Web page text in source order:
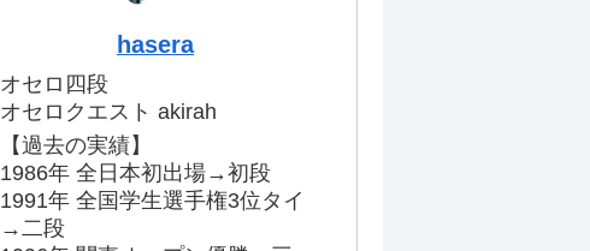
hasera
オセロ四段
オセロクエスト akirah
【過去の実績】
1986年 全日本初出場→初段
1991年 全国学生選手権3位タイ
→二段